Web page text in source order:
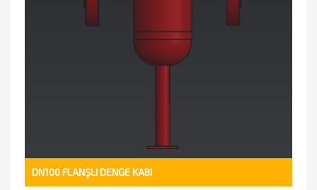
DN100 FLANŞLI DENGE KABI